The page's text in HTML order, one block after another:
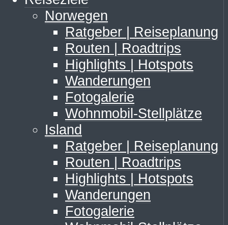
Norwegen
Ratgeber | Reiseplanung
Routen | Roadtrips
Highlights | Hotspots
Wanderungen
Fotogalerie
Wohnmobil-Stellplätze
Island
Ratgeber | Reiseplanung
Routen | Roadtrips
Highlights | Hotspots
Wanderungen
Fotogalerie